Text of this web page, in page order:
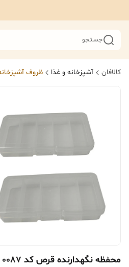
جستجو
کالافان آشپزخانه و غذا ظروف
محفظه نگهدارنده قرص کد 0087 بسته 2 عددی